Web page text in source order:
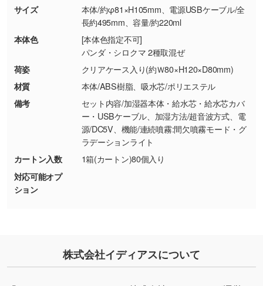
現物支給による色指定も承っております。→詳
・背景がある画像からキャラクター部分だけを
使いたいです
シンプルな背景のデータや、使いたいキャラク
ター部分の輪郭がはっきりしているデータは切
り抜き処理が可能です。→詳しく見る
・持っているデータの背景が足りない／塗り足
しの作り方が分からない
印刷したいデータが印刷範囲よりも小さい場
合、シンプルな色・柄の背景であれば拡張が可
能です。→
URLをご指定いただければ、QRコードを生成
いたします。配置のご相談にも応じています。
商品が破損した場合
・商品到着後7日以上経過している場合
・お客様のご都合による返品・交換依頼(商
品・色・数量などの注文間違い等)
サイズ
本体/約φ81×H105mm、電源USBケーブル/全
長約495mm、容量/約220ml
本体色
[本体色指定不可]
パンダ・シロクマ 2種取混ぜ
荷姿
クリアケース入り(約Ｗ80×H120×D80mm)
材質
本体/ABS樹脂、吸水芯/ポリエステル
備考
セット内容/加湿器本体・給水芯・給水芯カバ
ー・USBケーブル、加湿方法/超音波方式、電
源/DC5V、機能/連続噴霧:間欠噴霧モード・グ
ラデーションライト
カートン入数
1箱(カートン)80個入り
対応可能オプ
ション
株式会社イディアスについて